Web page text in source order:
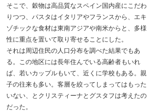
そこで、穀物は高品質なスペイン国内産にこだわ
りつつ、パスタはイタリアやフランスから、エキ
ゾチックな食材は東南アジアや南米からと、多様
性に重点を置いて取り寄せることにした。
それは周辺住民の人口分布を調べた結果でもあ
る。この地区には長年住んでいる高齢者もいれ
ば、若いカップルもいて、近くに学校もある。親
子の往来も多い。客層を絞ってしまってはもった
いない、とクリスティーナとグスタフは考えたの
だった。